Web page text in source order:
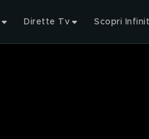
Dirette Tv Scopri